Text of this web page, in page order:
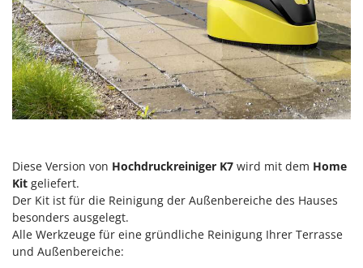
Marina Systems
Master
Mastercook
McCulloch
MCH
Mille
Minox
Mockmill
More than chef
MOSA
Diese Version von Hochdruckreiniger K7 wird mit dem Home
Kit geliefert.
Der Kit ist für die Reinigung der Außenbereiche des Hauses
besonders ausgelegt.
Alle Werkzeuge für eine gründliche Reinigung Ihrer Terrasse
und Außenbereiche: